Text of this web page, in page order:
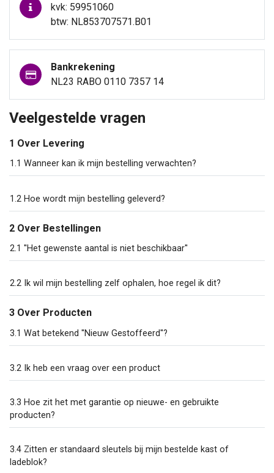
kvk: 59951060
btw: NL853707571.B01
Bankrekening
NL23 RABO 0110 7357 14
Veelgestelde vragen
1 Over Levering
1.1 Wanneer kan ik mijn bestelling verwachten?
1.2 Hoe wordt mijn bestelling geleverd?
2 Over Bestellingen
2.1 ''Het gewenste aantal is niet beschikbaar''
2.2 Ik wil mijn bestelling zelf ophalen, hoe regel ik dit?
3 Over Producten
3.1 Wat betekend ''Nieuw Gestoffeerd''?
3.2 Ik heb een vraag over een product
3.3 Hoe zit het met garantie op nieuwe- en gebruikte
producten?
3.4 Zitten er standaard sleutels bij mijn bestelde kast of
ladeblok?